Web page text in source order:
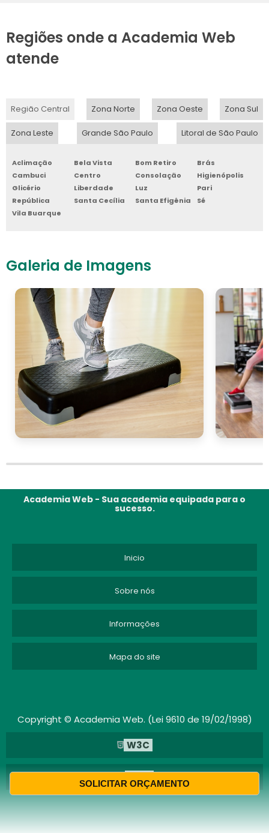
SOLICITAR ORÇAMENTO
Regiões onde a Academia Web
atende
Região Central Zona Norte Zona Oeste Zona Sul
Zona Leste Grande São Paulo Litoral de São Paulo
Aclimação Bela Vista Bom Retiro
Brás
Cambuci
Centro Consolação
Higienópolis
Glicério
Liberdade Luz
Pari
República
Santa Cecília Santa Efigênia
Sé
Vila Buarque
Galeria de Imagens
Academia Web - Sua academia equipada para o
sucesso.
Inicio
Sobre nós
Informações
Mapa do site
Copyright © Academia Web. (Lei 9610 de 19/02/1998)
W3C
W3C